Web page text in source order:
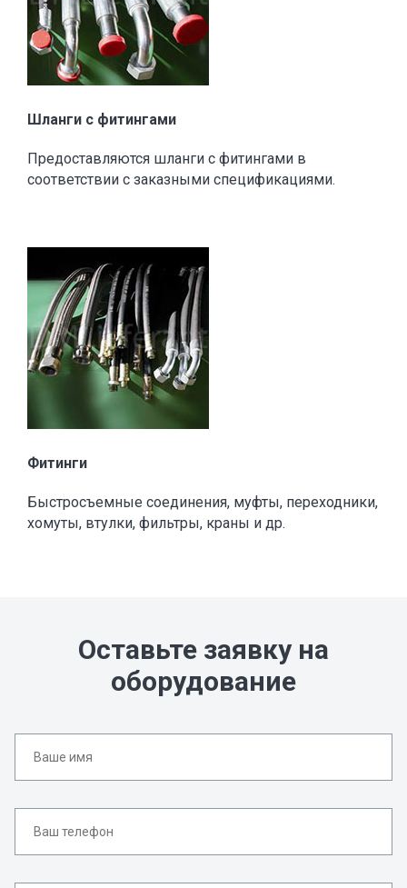
Шланги с фитингами
Предоставляются шланги с фитингами в
соответствии с заказными спецификациями.
Фитинги
Быстросъемные соединения, муфты, переходники,
хомуты, втулки, фильтры, краны и др.
Оставьте заявку на
оборудование